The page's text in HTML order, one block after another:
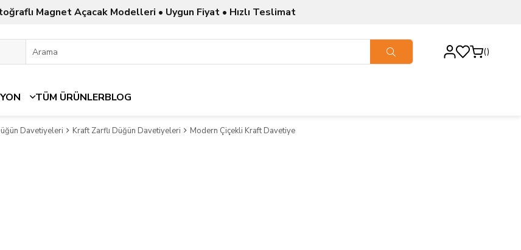
Magnet Açacak Modelleri • Uygun Fiyat • Hızlı Teslimat
TÜM ÜRÜNLERBLOG
Davetiyeleri Kraft Zarflı Düğün Davetiyeleri Modern Çiçekli Kraft Davetiye